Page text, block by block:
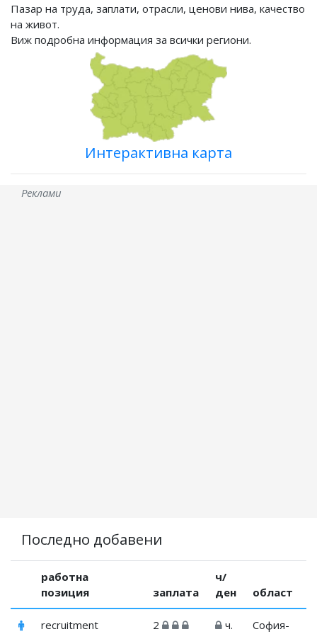
Пазар на труда, заплати, отрасли, ценови нива, качество
на живот.
Виж подробна информация за всички региони.
Интерактивна карта
Реклами
Последно добавени
работна
позиция
заплата
ч/
ден
област
recruitment
2
ч.
София-